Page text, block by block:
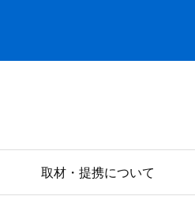
取材・提携について